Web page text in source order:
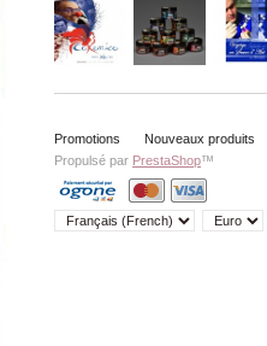
Promotions Nouveaux produits
Propulsé par PrestaShop™